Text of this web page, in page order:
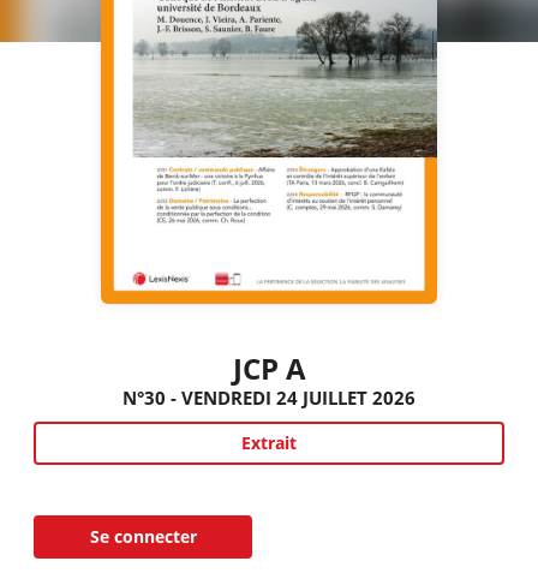
JCP A
N°30 - VENDREDI 24 JUILLET 2026
Extrait
Se connecter